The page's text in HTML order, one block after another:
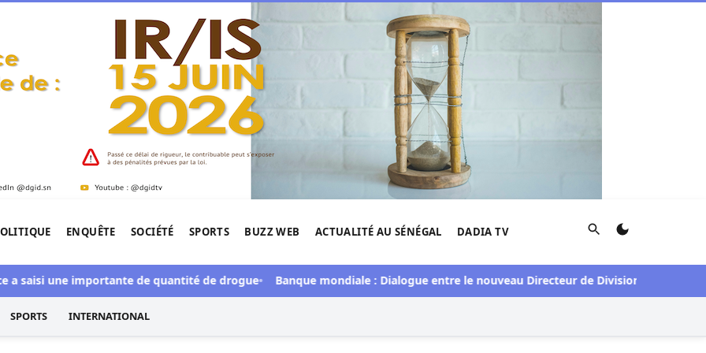
de l'Afrique.
ENQUÊTE SOCIÉTÉ SPORTS BUZZ WEB ACTUALITÉ AU SÉNÉGAL DADIA TV Rechercher
une importante de quantité de drogue Banque mondiale : Dialogue entre le nouveau Directeur de Division pour le Sénégal
SPORTS INTERNATIONAL